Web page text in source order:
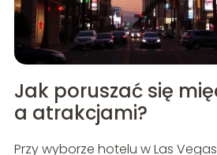
Jak poruszać się
a atrakcjami?
Przy wyborze hotelu w Las